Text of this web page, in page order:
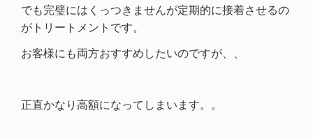
でも完璧にはくっつきませんが定期的に接着させるの
がトリートメントです。
お客様にも両方おすすめしたいのですが、、
正直かなり高額になってしまいます。。